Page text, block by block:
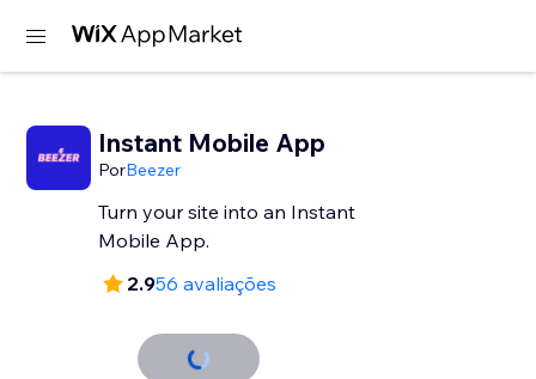
Instant Mobile App
PorBeezer
Turn your site into an Instant
Mobile App.
2.956 avaliações